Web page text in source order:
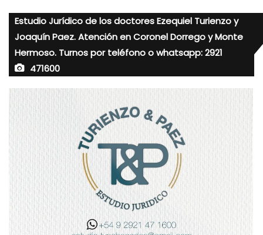
Estudio Jurídico de los doctores Ezequiel Turienzo y
Joaquín Paez. Atención en Coronel Dorrego y Monte
Hermoso. Turnos por teléfono o whatsapp: 2921
471600